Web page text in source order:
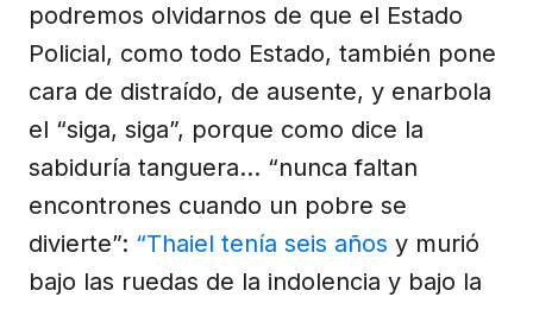
podremos olvidarnos de que el Estado
Policial, como todo Estado, también pone
cara de distraído, de ausente, y enarbola
el “siga, siga”, porque como dice la
sabiduría tanguera… “nunca faltan
encontrones cuando un pobre se
divierte”: “Thaiel tenía seis años y murió
bajo las ruedas de la indolencia y bajo la